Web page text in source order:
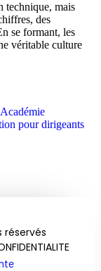
technique, mais
des
se formant, les
véritable culture
pour dirigeants
réservés